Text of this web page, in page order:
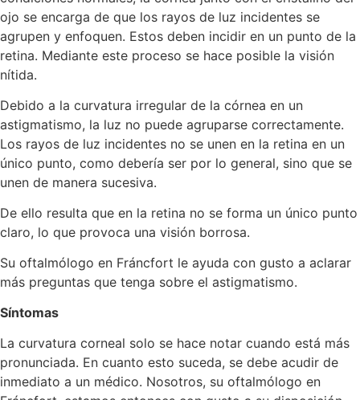
ojo se encarga de que los rayos de luz incidentes se
agrupen y enfoquen. Estos deben incidir en un punto de la
retina. Mediante este proceso se hace posible la visión
nítida.
Debido a la curvatura irregular de la córnea en un
astigmatismo, la luz no puede agruparse correctamente.
Los rayos de luz incidentes no se unen en la retina en un
único punto, como debería ser por lo general, sino que se
unen de manera sucesiva.
De ello resulta que en la retina no se forma un único punto
claro, lo que provoca una visión borrosa.
Su oftalmólogo en Fráncfort le ayuda con gusto a aclarar
más preguntas que tenga sobre el astigmatismo.
Síntomas
La curvatura corneal solo se hace notar cuando está más
pronunciada. En cuanto esto suceda, se debe acudir de
inmediato a un médico. Nosotros, su oftalmólogo en